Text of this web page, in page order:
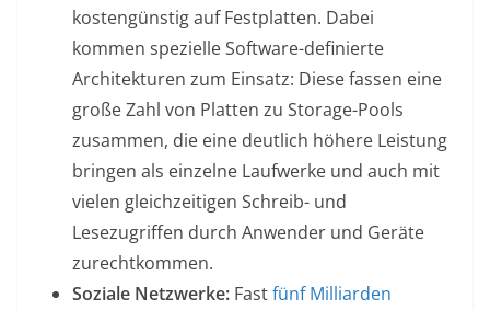
kostengünstig auf Festplatten. Dabei
kommen spezielle Software-definierte
Architekturen zum Einsatz: Diese fassen eine
große Zahl von Platten zu Storage-Pools
zusammen, die eine deutlich höhere Leistung
bringen als einzelne Laufwerke und auch mit
vielen gleichzeitigen Schreib- und
Lesezugriffen durch Anwender und Geräte
zurechtkommen.
Soziale Netzwerke: Fastfünf Milliarden